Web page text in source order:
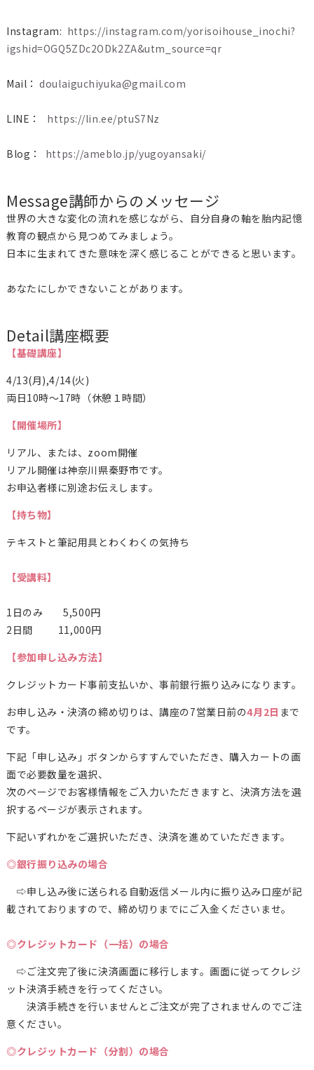
Instagram: https://instagram.com/yorisoihouse_inochi?
igshid=OGQ5ZDc2ODk2ZA&utm_source=qr
Mail：doulaiguchiyuka@gmail.com
LINE： https://lin.ee/ptuS7Nz
Blog： https://ameblo.jp/yugoyansaki/
Message講師からのメッセージ
世界の大きな変化の流れを感じながら、自分自身の軸を胎内記憶
教育の観点から見つめてみましょう。
日本に生まれてきた意味を深く感じることができると思います。
あなたにしかできないことがあります。
Detail講座概要
【基礎講座】
4/13(月),4/14(火)
両日10時〜17時（休憩１時間）
【開催場所】
リアル、または、zoom開催
リアル開催は神奈川県秦野市です。
お申込者様に別途お伝えします。
【持ち物】
テキストと筆記用具とわくわくの気持ち
【受講料】
1日のみ 5,500円
2日間 11,000円
【参加申し込み方法】
クレジットカード事前支払いか、事前銀行振り込みになります。
お申し込み・決済の締め切りは、講座の7営業日前の4月2日 まで
です。
下記「申し込み」ボタンからすすんでいただき、購入カートの画
面で必要数量を選択、
次のページでお客様情報をご入力いただきますと、決済方法を選
択するページが表示されます。
下記いずれかをご選択いただき、決済を進めていただきます。
◎銀行振り込みの場合
⇨申し込み後に送られる自動返信メール内に振り込み口座が記
載されておりますので、締め切りまでにご入金くださいませ。
◎クレジットカード（一括）の場合
⇨ご注文完了後に決済画面に移行します。画面に従ってクレジ
ット決済手続きを行ってください。
決済手続きを行いませんとご注文が完了されませんのでご注
意ください。
◎クレジットカード（分割）の場合